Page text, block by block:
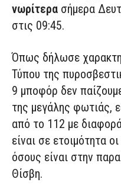
νωρίτερα σήμερα
στις 09:45.
Όπως δήλωσε
Τύπου της
9 μποφόρ δεν
της μεγάλης φωτιάς,
από το 112 με
είναι σε ετοιμότητα
όσους είναι στην
Θίσβη.